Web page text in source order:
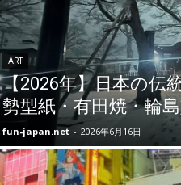
ART
【2026年】日本の伝
勢型紙・有田焼・輪
fun-japan.net - 2026年6月16日